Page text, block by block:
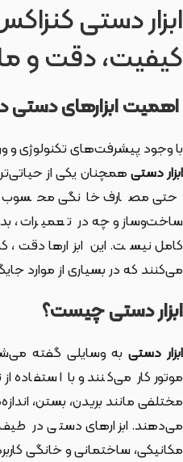
ابزار دستی
کیفیت، دقت و
اهمیت ابزارهای دستی
با وجود پیشرفت‌های تکنولوژی و
ابزار دستیهمچنان یکی از
حتی مصارف خانگی محسوب
ساخت‌وساز و چه در تعمیرات،
کامل نیست. این ابزارها
می‌کنند که در بسیاری از موارد
ابزار دستی چیست؟
ابزار دستیبه وسایلی گفته
موتور کار می‌کنند و با
مختلفی مانند بریدن، بستن،
می‌دهند. ابزارهای دستی در
مکانیکی، ساختمانی و خانگی